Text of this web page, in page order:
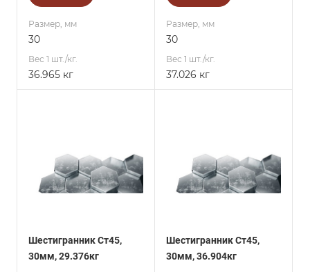
Размер, мм
30
Вес 1 шт./кг.
36.965 кг
Размер, мм
30
Вес 1 шт./кг.
37.026 кг
Шестигранник Ст45,
30мм, 29.376кг
Шестигранник Ст45,
30мм, 36.904кг